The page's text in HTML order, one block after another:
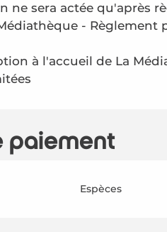
ne sera actée qu'après
-
à l'accueil de La
paiement
Espèces